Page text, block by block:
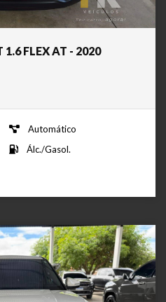
FLEX AT - 2020
Automático
Álc./Gasol.